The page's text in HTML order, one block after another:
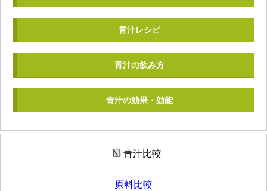
青汁レシピ
青汁の飲み方
青汁の効果・効能
青汁比較
原料比較